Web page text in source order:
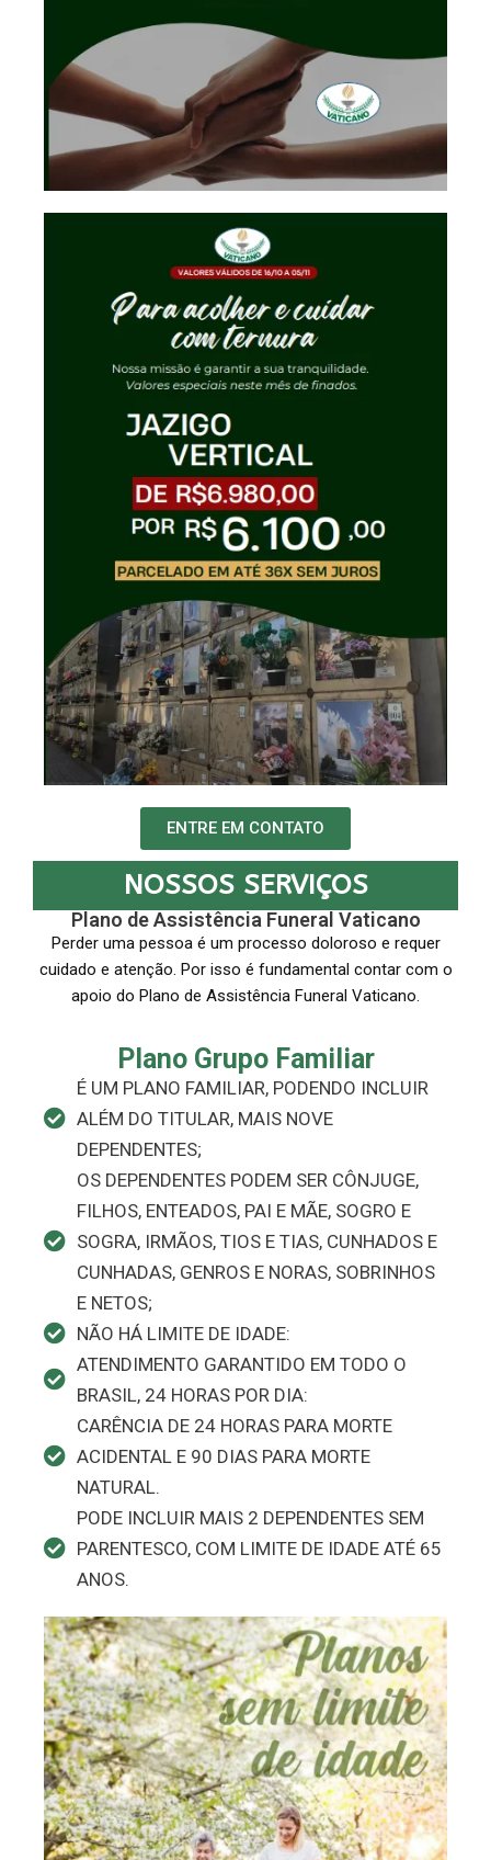
ENTRE EM CONTATO
NOSSOS SERVIÇOS
Plano de Assistência Funeral Vaticano
Perder uma pessoa é um processo doloroso e requer
cuidado e atenção. Por isso é fundamental contar com o
apoio do Plano de Assistência Funeral Vaticano.
Plano Grupo Familiar
É UM PLANO FAMILIAR, PODENDO INCLUIR
ALÉM DO TITULAR, MAIS NOVE
DEPENDENTES;
OS DEPENDENTES PODEM SER CÔNJUGE,
FILHOS, ENTEADOS, PAI E MÃE, SOGRO E
SOGRA, IRMÃOS, TIOS E TIAS, CUNHADOS E
CUNHADAS, GENROS E NORAS, SOBRINHOS
E NETOS;
NÃO HÁ LIMITE DE IDADE:
ATENDIMENTO GARANTIDO EM TODO O
BRASIL, 24 HORAS POR DIA:
CARÊNCIA DE 24 HORAS PARA MORTE
ACIDENTAL E 90 DIAS PARA MORTE
NATURAL.
PODE INCLUIR MAIS 2 DEPENDENTES SEM
PARENTESCO, COM LIMITE DE IDADE ATÉ 65
ANOS.